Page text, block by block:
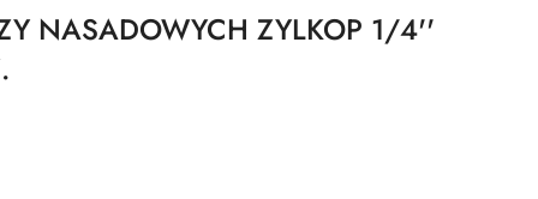
NASADOWYCH ZYLKOP 1/4''